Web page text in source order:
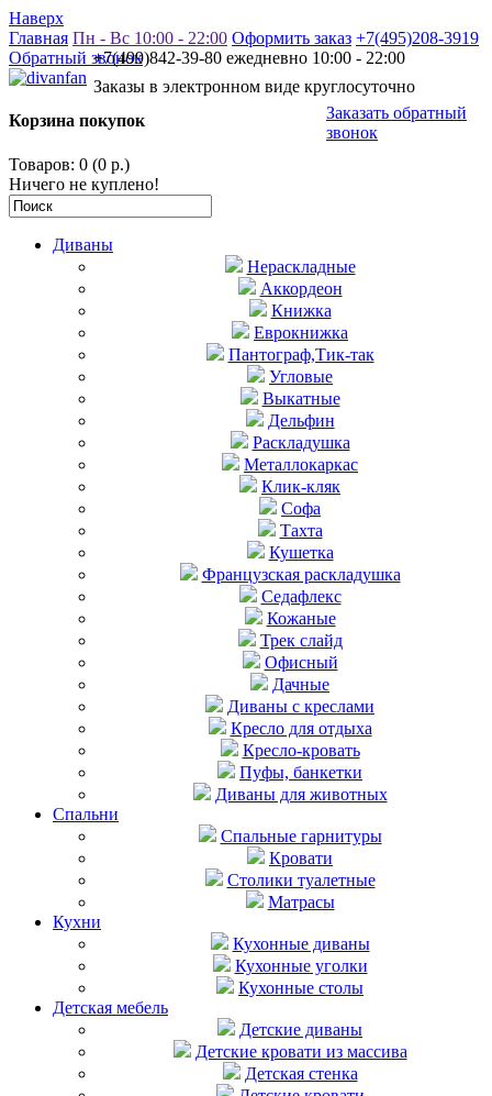
Наверх
Заказать обратный
звонок
+7(499)842-39-80 ежедневно 10:00 - 22:00
Заказы в электронном виде круглосуточно
Главная Пн - Вс 10:00 - 22:00 Оформить заказ +7(495)208-3919
Обратный звонок
Корзина покупок
Товаров: 0 (0 р.)
Ничего не куплено!
Диваны
Нераскладные
Аккордеон
Книжка
Еврокнижка
Пантограф,Тик-так
Угловые
Выкатные
Дельфин
Раскладушка
Металлокаркас
Клик-кляк
Софа
Тахта
Кушетка
Французская раскладушка
Седафлекс
Кожаные
Трек слайд
Офисный
Дачные
Диваны с креслами
Кресло для отдыха
Кресло-кровать
Пуфы, банкетки
Диваны для животных
Спальни
Cпальные гарнитуры
Кровати
Столики туалетные
Матрасы
Кухни
Кухонные диваны
Кухонные уголки
Кухонные столы
Детская мебель
Детские диваны
Детские кровати из массива
Детская стенка